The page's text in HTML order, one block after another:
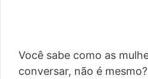
Você sabe como as
conversar, não é